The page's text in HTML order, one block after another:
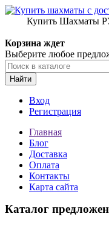
Купить Шахматы
Корзина ждет
Выберите любое
Найти
Вход
Регистрация
Главная
Блог
Доставка
Оплата
Контакты
Карта сайта
Каталог